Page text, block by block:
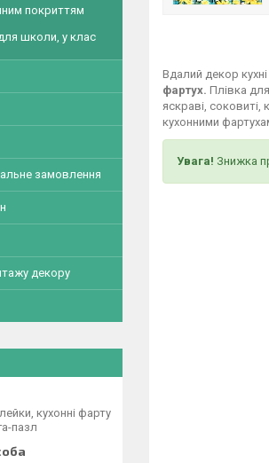
Вдалий декор
фартух. Плівка
яскраві,
кухонними
Увага! Знижка
покриттям
школи, у клас
замовлення
декору
кухонні фарту
пазл